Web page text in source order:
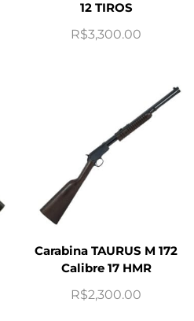
12 TIROS
R$3,300.00
Carabina TAURUS M 172
Calibre 17 HMR
R$2,300.00